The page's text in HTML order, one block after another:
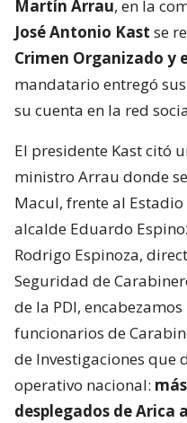
Martín Arrau, en la
José Antonio Kast se
Crimen Organizado y
mandatario entregó
su cuenta en la red
El presidente Kast citó
ministro Arrau donde
Macul, frente al
alcalde Eduardo
Rodrigo Espinoza,
Seguridad de
de la PDI,
funcionarios de
de Investigaciones que
operativo nacional:
desplegados de Arica